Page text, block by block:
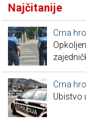
Najčitanije
Crna
Crna
Ubistvo